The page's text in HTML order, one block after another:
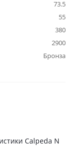
73.5
55
380
2900
Бронза
Calpeda N